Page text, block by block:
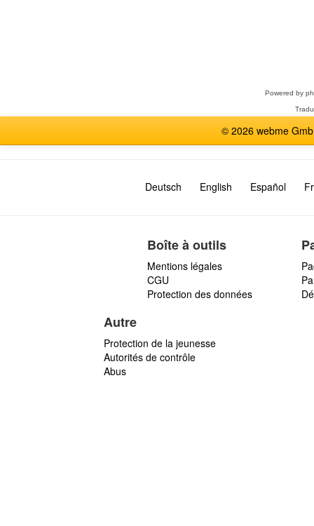
Powered by
© 2026 webme
Deutsch English Español
Boîte à outils
Mentions légales
CGU
Protection des données
Autre
Protection de la jeunesse
Autorités de contrôle
Abus